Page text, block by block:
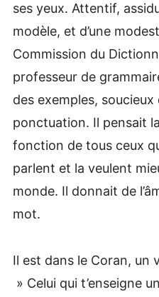
ses yeux. Attentif,
modèle, et d’une
Commission du
professeur de
des exemples,
ponctuation. Il pensait
fonction de tous ceux
parlent et la veulent
monde. Il donnait de
mot.
Il est dans le Coran, un
» Celui qui t’enseigne